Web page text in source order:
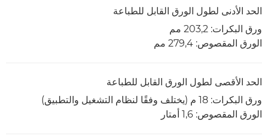
الحد الأدنى لطول الورق القابل للطباعة
ورق البكرات: 203,2 مم
الورق المقصوص: 279,4 مم
الحد الأقصى لطول الورق القابل للطباعة
ورق البكرات: 18 م (يختلف وفقًا لنظام التشغيل والتطبيق)
الورق المقصوص: 1,6 أمتار